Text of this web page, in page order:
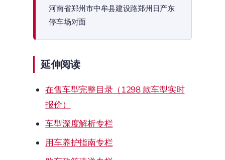
河南省郑州市中牟县建设路郑州日产东
停车场对面
延伸阅读
在售车型完整目录（1298 款车型实时
报价）
车型深度解析专栏
用车养护指南专栏